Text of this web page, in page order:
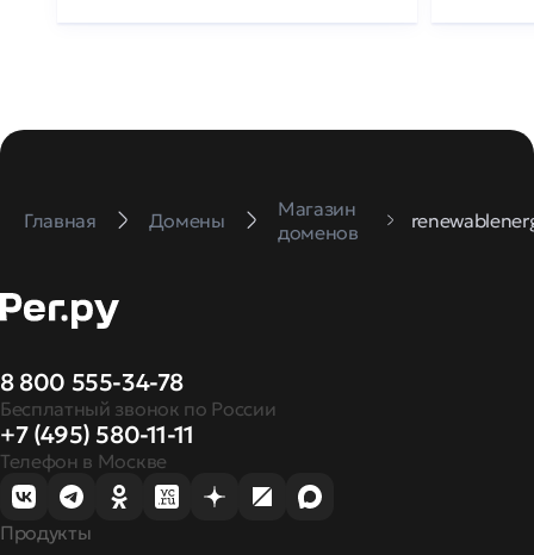
Главная Домены
Магазин
доменов
8 800 555-34-78
Бесплатный звонок по России
+7 (495) 580-11-11
Телефон в Москве
Продукты